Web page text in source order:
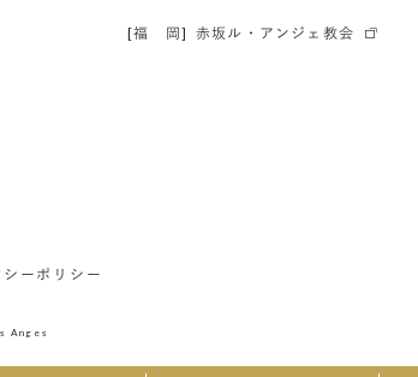
[福 岡] 赤坂ル・アンジェ教会
ーポリシー
Anges